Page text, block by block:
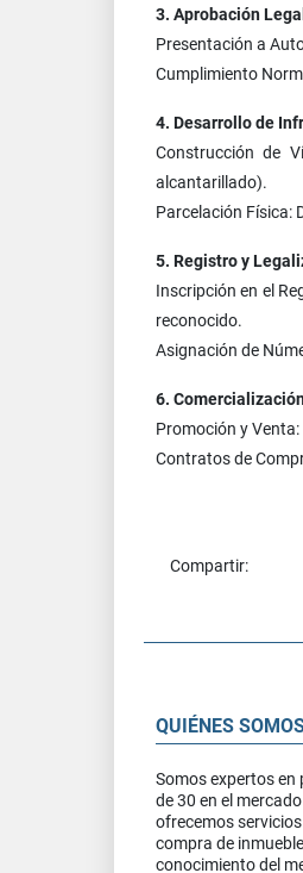
3. Aprobación
Presentación a
Cumplimiento
4. Desarrollo de
Construcción de
alcantarillado).
Parcelación Física:
5. Registro y
Inscripción en el
reconocido.
Asignación de
6.
Promoción y
Contratos de
Compartir:
QUIÉNES
Somos expertos
de 30 en el
ofrecemos
compra de
conocimiento del